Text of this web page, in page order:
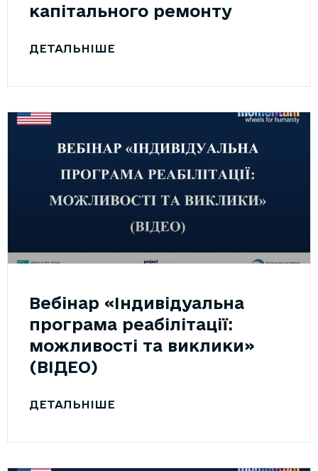
капітального ремонту
ДЕТАЛЬНІШЕ
Вебінар «Індивідуальна
програма реабілітації:
можливості та виклики»
(ВІДЕО)
ДЕТАЛЬНІШЕ